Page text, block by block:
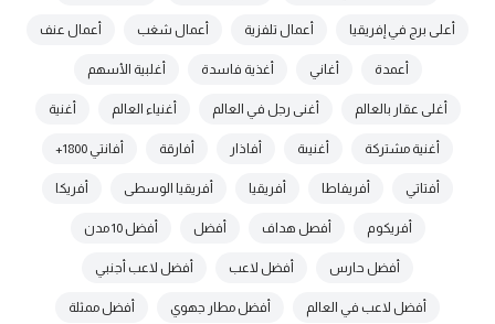
أعلى برج في إفريقيا أعمال تلفزية أعمال شغب أعمال عنف
أعمدة أغاني أغذية فاسدة أغلبية الأسهم
أغلى عقار بالعالم أغنى رجل في العالم أغنياء العالم أغنية
أغنية مشتركة أغنيىة أفاذار أفارقة أفانتي 1800+
أفتاتي أفريفاطا أفريقيا أفريقيا الوسطى أفريكا
أفريكوم أفصل هداف أفضل أفضل 10 مدن
أفضل حارس أفضل لاعب أفضل لاعب أجنبي
أفضل لاعب في العالم أفضل مطار جهوي أفضل ممثلة